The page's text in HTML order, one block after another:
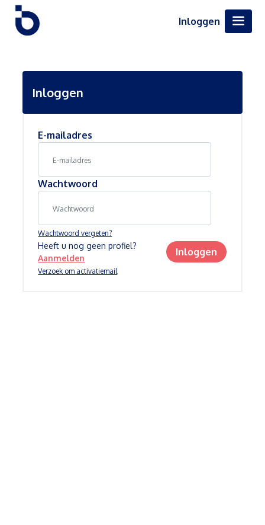
Inloggen
Inloggen
E-mailadres
Wachtwoord
Wachtwoord vergeten?
Verzoek om activatiemail
Heeft u nog geen profiel?
Aanmelden
Inloggen